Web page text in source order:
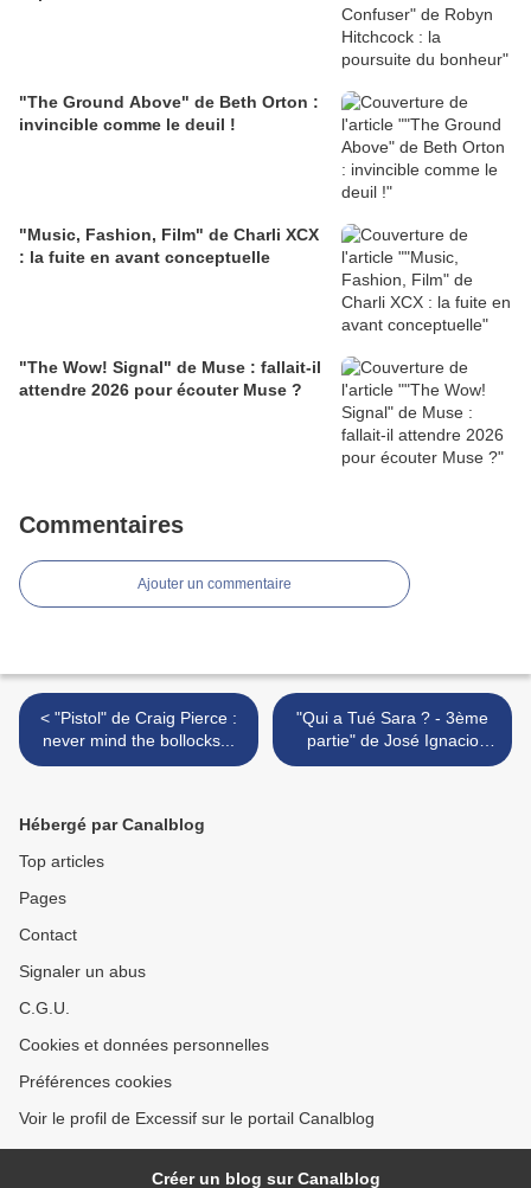
"The Ground Above" de Beth Orton :
invincible comme le deuil !
"Music, Fashion, Film" de Charli XCX
: la fuite en avant conceptuelle
"The Wow! Signal" de Muse : fallait-il
attendre 2026 pour écouter Muse ?
Commentaires
Ajouter un commentaire
< "Pistol" de Craig Pierce :
never mind the bollocks...
"Qui a Tué Sara ? - 3ème
partie" de José Ignacio
Valenzuela : vers une
Hébergé par Canalblog
Top articles
Pages
Contact
Signaler un abus
C.G.U.
Cookies et données personnelles
Préférences cookies
Voir le profil de Excessif sur le portail Canalblog
Créer un blog sur Canalblog